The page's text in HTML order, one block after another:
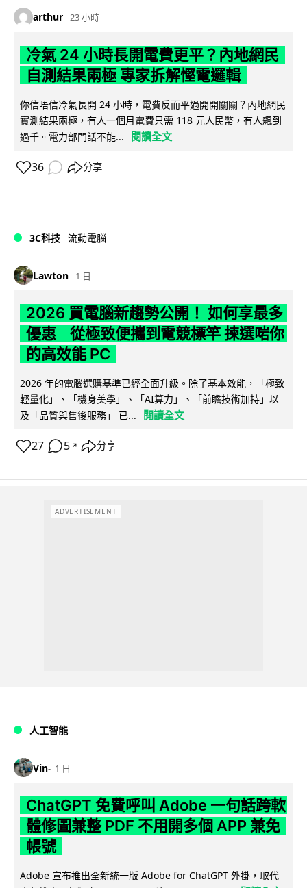
arthur 23 小時
冷氣 24 小時長開電費更平？內地網民
自測結果兩極 專家拆解慳電邏輯
你信唔信冷氣長開 24 小時，電費反而平過開開關關？內地網民
實測結果兩極，有人一個月電費只需 118 元人民幣，有人飆到
過千。電力部門話不能...
閱讀全文
36 分享
3C科技 流動電腦
Lawton 1 日
2026 買電腦新趨勢公開！ 如何享最多
優惠 從極致便攜到電競標竿 揀選啱你
的高效能 PC
2026 年的電腦選購基準已經全面升級。除了基本效能，「極致
輕量化」、「機身美學」、「AI算力」、「前瞻技術加持」以
及「品質與售後服務」 已...
閱讀全文
27 5 ↗ 分享
ADVERTISEMENT
人工智能
Vin 1 日
ChatGPT 免費呼叫 Adobe 一句話跨軟
體修圖兼整 PDF 不用開多個 APP 兼免
帳號
Adobe 宣布推出全新統一版 Adobe for ChatGPT 外掛，取代